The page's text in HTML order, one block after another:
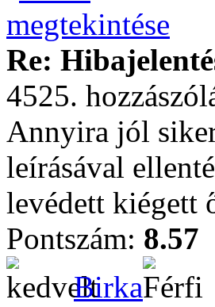
Re:
4525.
Annyira jól
leírásával
levédett kiégett
Pontszám: 8.57
Birka